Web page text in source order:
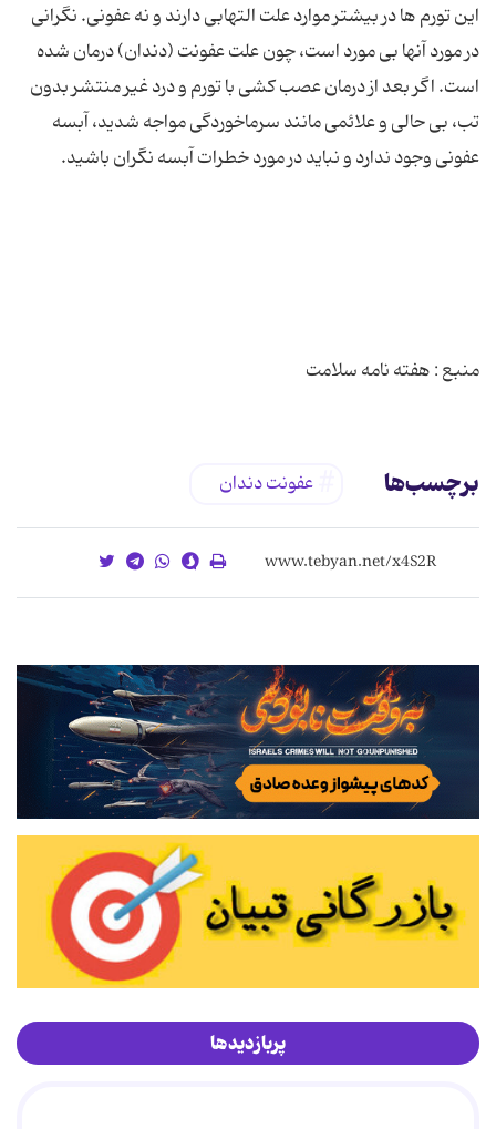
این تورم ها در بیشتر موارد علت التهابی دارند و نه عفونی. نگرانی
در مورد آنها بی مورد است، چون علت عفونت (دندان) درمان شده
است. اگر بعد از درمان عصب کشی با تورم و درد غیر منتشر بدون
تب، بی حالی و علائمی مانند سرماخوردگی مواجه شدید، آبسه
منبع : هفته نامه سلامت
برچسب‌ها عفونت دندان
پربازدیدها